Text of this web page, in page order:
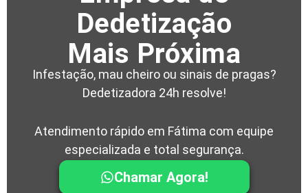
Dedetização
Mais Próxima
Infestação, mau cheiro ou sinais de pragas?
Dedetizadora 24h resolve!
Atendimento rápido em Fátima com equipe
especializada e total segurança.
Chamar Agora!